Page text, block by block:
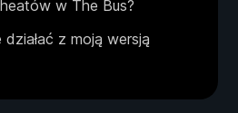
w The Bus?
z moją wersją